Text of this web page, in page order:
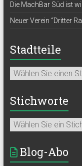
Die MachBar Süd ist
Neuer Verein “Dritter
Stadtteile
Stichworte
Blog-Abo